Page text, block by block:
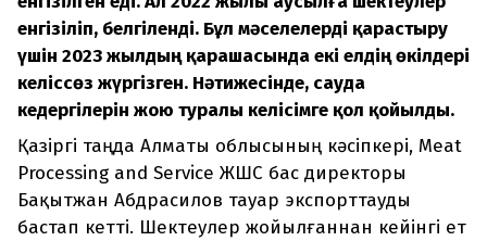
енгізіліп, белгіленді. Бұл мәселелерді қарастыру
үшін 2023 жылдың қарашасында екі елдің өкілдері
келіссөз жүргізген. Нәтижесінде, сауда
кедергілерін жою туралы келісімге қол қойылды.
Қазіргі таңда Алматы облысының кәсіпкері, Meat
Processing and Service ЖШС бас директоры
Бақытжан Абдрасилов тауар экспорттауды
бастап кетті. Шектеулер жойылғаннан кейінгі ет